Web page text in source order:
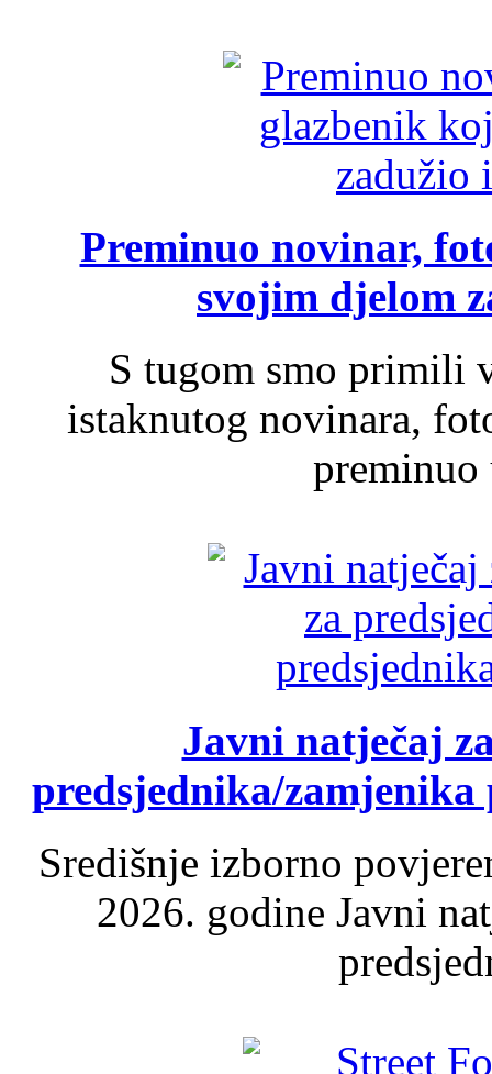
Preminuo novinar,
svojim djelom
S tugom smo primili
istaknutog novinara,
Javni natječaj
predsjednika/
Središnje izborno
2026. godine Javni